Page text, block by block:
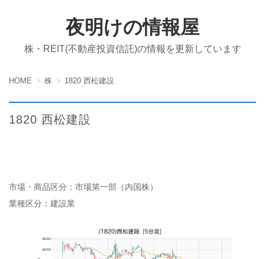
夜明けの情報屋
株・REIT(不動産投資信託)の情報を更新しています
HOME 株 1820 西松建設
1820 西松建設
市場・商品区分：市場第一部（内国株）
業種区分：建設業